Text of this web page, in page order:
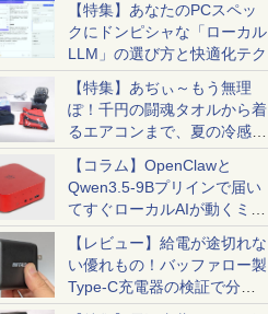
【特集】あなたのPCスペッ
クにドンピシャな「ローカル
LLM」の選び方と快適化テク
【特集】あぢぃ～もう無理
ぽ！千円の闘魂タオルから着
るエアコンまで、夏の冷感グ
ッズ一挙紹介
【コラム】OpenClawと
Qwen3.5-9Bプリインで届い
てすぐローカルAIが動くミニ
PC「SER9 Pro」
【レビュー】給電が途切れな
い優れもの！バッファロー製
Type-C充電器の検証で分か
ったこと